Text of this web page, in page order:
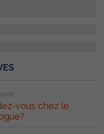
vous chez le